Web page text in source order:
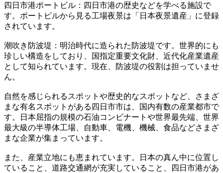
四日市港ポートビル：四日市港の歴史などを学べる施設で
す。ポートビルから見る工場夜景は「日本夜景遺産」に登録
されています。
潮吹き防波堤：明治時代に造られた防波堤です。世界的にも
珍しい構造をしており、国指定重要文化財、近代化産業遺産
として知られています。現在、防波堤の役割は担っていませ
ん。
自然を感じられるスポットや歴史的なスポットなど、さまざ
まな有名スポットがある四日市市は、国内有数の産業都市で
す。日本屈指の規模の石油コンビナートや世界最先端、世界
最大級の半導体工場、自動車、電機、機械、食品などさまざ
まな企業が集まっています。
また、産業立地にも恵まれています。日本の真ん中に位置し
ていること、道路交通網が充実していること、四日市港があ